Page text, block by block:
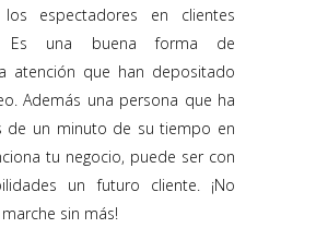
espectadores en clientes
Es una buena forma de
atención que han depositado
Además una persona que ha
de un minuto de su tiempo en
tu negocio, puede ser con
un futuro cliente. ¡No
sin más!